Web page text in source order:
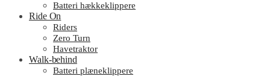
Batteri hækkeklippere
Ride On
Riders
Zero Turn
Havetraktor
Walk-behind
Batteri plæneklippere